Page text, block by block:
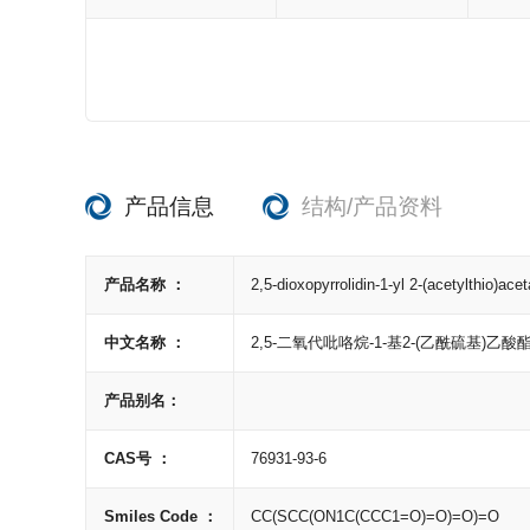
产品信息 结构/产品资料
产品名称 ： 2,5-dioxopyrrolidin-1-yl 2-
中文名称 ： 2,5-二氧代吡咯烷-1-基2-(乙酰硫基)乙酸
产品别名：
CAS号 ： 76931-93-6
Smiles Code ： CC(SCC(ON1C(CCC1=O)=O)=O)=O